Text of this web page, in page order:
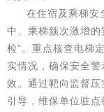
在住宿及乘梯安
中、乘梯频次激增
检”。重点核查电梯
实情况，确保安全
效。通过靶向监督
引导，维保单位驻